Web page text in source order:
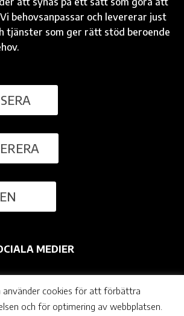
behovsanpassar och levererar just
tjänster som ger rätt stöd beroende
MEDIER
använder cookies för att förbättra
och för optimering av webbplatsen.